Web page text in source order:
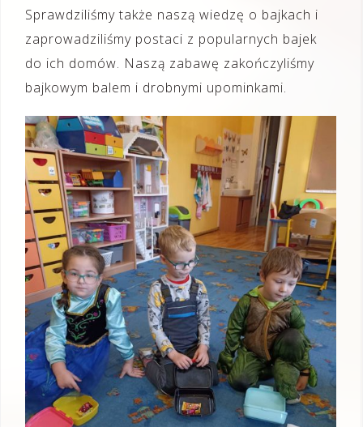
Sprawdziliśmy także naszą wiedzę o bajkach i
zaprowadziliśmy postaci z popularnych bajek
do ich domów. Naszą zabawę zakończyliśmy
bajkowym balem i drobnymi upominkami.